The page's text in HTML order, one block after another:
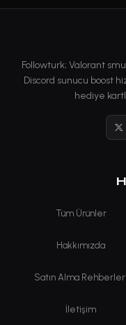
Followturk; Valorant
Discord sunucu boost
hediye
X
Tüm Ürünler
Hakkımızda
Satın Alma Rehberleri
İletişim